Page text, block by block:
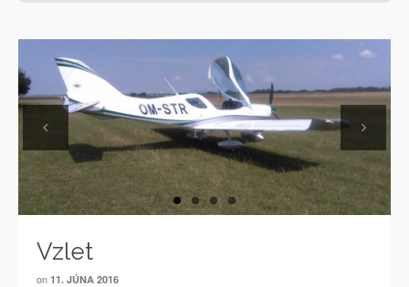
Previous Next
Vzlet
on 11. JÚNA 2016